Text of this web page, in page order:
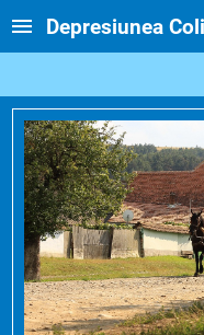
Depresiunea